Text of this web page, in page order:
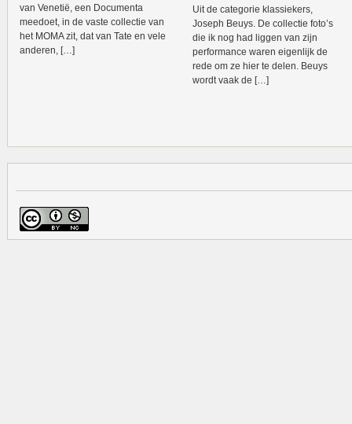
van Venetië, een Documenta
meedoet, in de vaste collectie van
het MOMA zit, dat van Tate en vele
anderen, […]
Uit de categorie klassiekers,
Joseph Beuys. De collectie foto’s
die ik nog had liggen van zijn
performance waren eigenlijk de
rede om ze hier te delen. Beuys
wordt vaak de […]